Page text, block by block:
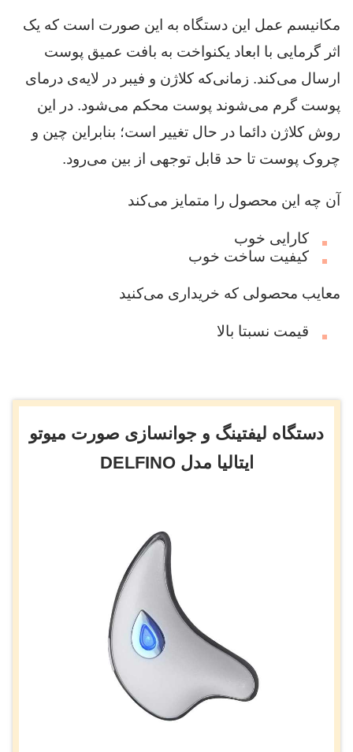
مکانیسم عمل این دستگاه به این صورت است که یک
اثر گرمایی با ابعاد یکنواخت به بافت عمیق پوست
ارسال می‌کند. زمانی‌که کلاژن و فیبر در لایه‌ی درمای
پوست گرم می‌شوند پوست محکم می‌شود. در این
روش کلاژن دائما در حال تغییر است؛ بنابراین چین و
چروک پوست تا حد قابل توجهی از بین می‌رود.
آن چه این محصول را متمایز می‌کند
کارایی خوب
کیفیت ساخت خوب
معایب محصولی که خریداری می‌کنید
قیمت نسبتا بالا
دستگاه لیفتینگ و جوانسازی صورت میوتو
ایتالیا مدل DELFINO